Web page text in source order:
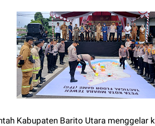
Kabupaten Barito Utara menggelar